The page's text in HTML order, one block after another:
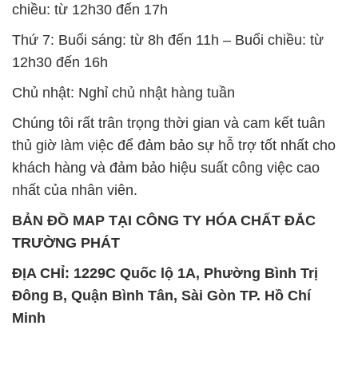
chiều: từ 12h30 đến 17h
Thứ 7: Buổi sáng: từ 8h đến 11h – Buổi chiều: từ
12h30 đến 16h
Chủ nhật: Nghỉ chủ nhật hàng tuần
Chúng tôi rất trân trọng thời gian và cam kết tuân
thủ giờ làm việc để đảm bảo sự hỗ trợ tốt nhất cho
khách hàng và đảm bảo hiệu suất công việc cao
nhất của nhân viên.
BẢN ĐỒ MAP TẠI CÔNG TY HÓA CHẤT ĐẮC
TRƯỜNG PHÁT
ĐỊA CHỈ: 1229C Quốc lộ 1A, Phường Bình Trị
Đông B, Quận Bình Tân, Sài Gòn TP. Hồ Chí
Minh